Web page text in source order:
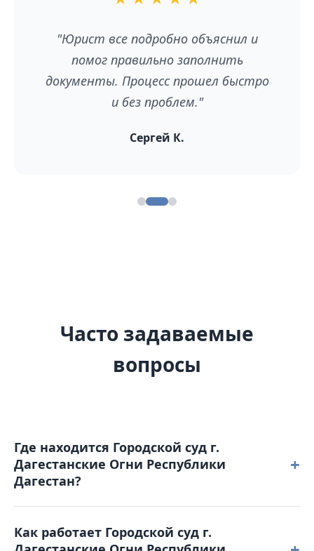
"Юрист все подробно объяснил и
помог правильно заполнить
документы. Процесс прошел быстро
и без проблем."
Сергей К.
Часто задаваемые
вопросы
Где находится Городской суд г.
Дагестанские Огни Республики
Дагестан?
+
Дагестан расположен по адресу: 368600,
Как работает Городской суд г.